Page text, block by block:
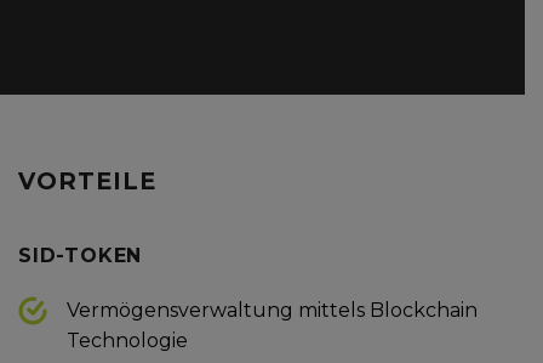
VORTEILE
SID-TOKEN
Vermögensverwaltung mittels Blockchain
Technologie